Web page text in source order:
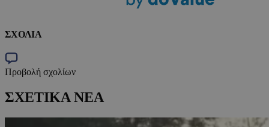
ΣΧΟΛΙΑ
Προβολή σχολίων
ΣΧΕΤΙΚΑ ΝΕΑ